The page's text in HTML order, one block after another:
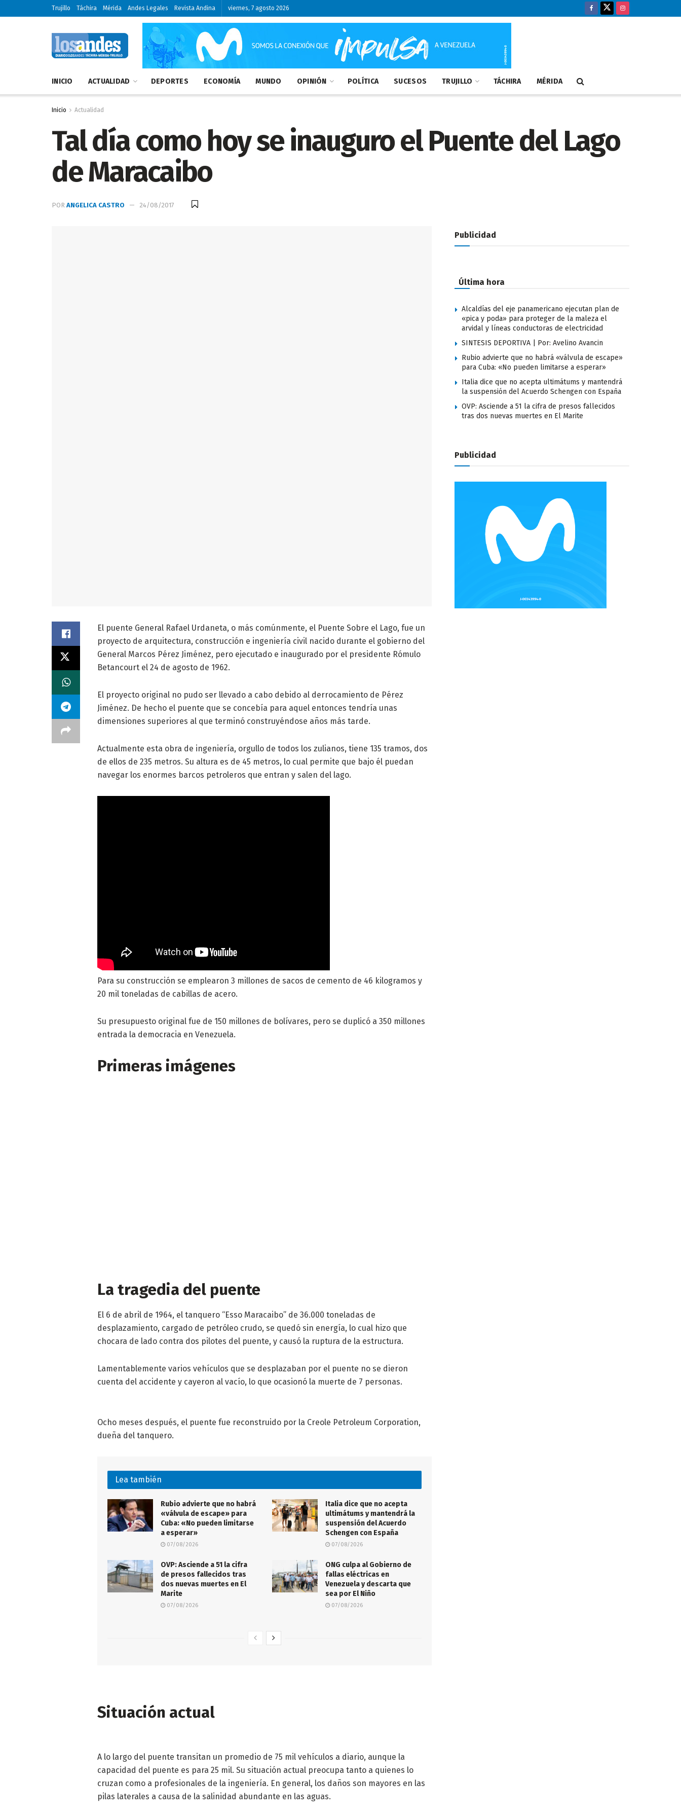
Trujillo Táchira Mérida Andes Legales Revista Andina viernes, 7 agosto 2026
INICIO ACTUALIDAD DEPORTES ECONOMÍA MUNDO OPINIÓN POLÍTICA SUCESOS TRUJILLO TÁCHIRA MÉRIDA
Inicio Actualidad
Tal día como hoy se inauguro el Puente del Lago
de Maracaibo
POR ANGELICA CASTRO 24/08/2017
El puente General Rafael Urdaneta, o más comúnmente, el Puente Sobre el Lago, fue un
proyecto de arquitectura, construcción e ingeniería civil nacido durante el gobierno del
General Marcos Pérez Jiménez, pero ejecutado e inaugurado por el presidente Rómulo
Betancourt el 24 de agosto de 1962.
El proyecto original no pudo ser llevado a cabo debido al derrocamiento de Pérez
Jiménez. De hecho el puente que se concebía para aquel entonces tendría unas
dimensiones superiores al que terminó construyéndose años más tarde.
Actualmente esta obra de ingeniería, orgullo de todos los zulianos, tiene 135 tramos, dos
de ellos de 235 metros. Su altura es de 45 metros, lo cual permite que bajo él puedan
navegar los enormes barcos petroleros que entran y salen del lago.
Para su construcción se emplearon 3 millones de sacos de cemento de 46 kilogramos y
20 mil toneladas de cabillas de acero.
Su presupuesto original fue de 150 millones de bolívares, pero se duplicó a 350 millones
entrada la democracia en Venezuela.
Primeras imágenes
La tragedia del puente
El 6 de abril de 1964, el tanquero “Esso Maracaibo” de 36.000 toneladas de
desplazamiento, cargado de petróleo crudo, se quedó sin energía, lo cual hizo que
chocara de lado contra dos pilotes del puente, y causó la ruptura de la estructura.
Lamentablemente varios vehículos que se desplazaban por el puente no se dieron
cuenta del accidente y cayeron al vacío, lo que ocasionó la muerte de 7 personas.
Ocho meses después, el puente fue reconstruido por la Creole Petroleum Corporation,
dueña del tanquero.
Lea también
Rubio advierte que no habrá
«válvula de escape» para
Cuba: «No pueden limitarse
a esperar»
07/08/2026
Italia dice que no acepta
ultimátums y mantendrá la
suspensión del Acuerdo
Schengen con España
07/08/2026
OVP: Asciende a 51 la cifra
de presos fallecidos tras
dos nuevas muertes en El
Marite
07/08/2026
ONG culpa al Gobierno de
fallas eléctricas en
Venezuela y descarta que
sea por El Niño
07/08/2026
Situación actual
A lo largo del puente transitan un promedio de 75 mil vehículos a diario, aunque la
capacidad del puente es para 25 mil. Su situación actual preocupa tanto a quienes lo
cruzan como a profesionales de la ingeniería. En general, los daños son mayores en las
pilas laterales a causa de la salinidad abundante en las aguas.
Publicidad
Última hora
Alcaldías del eje panamericano ejecutan plan de
«pica y poda» para proteger de la maleza el
arvidal y líneas conductoras de electricidad
SINTESIS DEPORTIVA | Por: Avelino Avancin
Rubio advierte que no habrá «válvula de escape»
para Cuba: «No pueden limitarse a esperar»
Italia dice que no acepta ultimátums y mantendrá
la suspensión del Acuerdo Schengen con España
OVP: Asciende a 51 la cifra de presos fallecidos
tras dos nuevas muertes en El Marite
Publicidad